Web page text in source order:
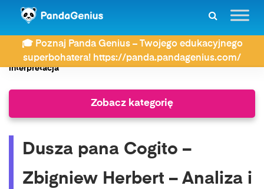
🎓 Poznaj Panda Genius – Twojego edukacyjnego
superbohatera! https://panda.pandagenius.com/
ZDAY Wiersze
Dusza pana Cogito – Zbigniew Herbert – Analiza i
interpretacja
Zobacz kategorię
Dusza pana Cogito –
Zbigniew Herbert – Analiza i